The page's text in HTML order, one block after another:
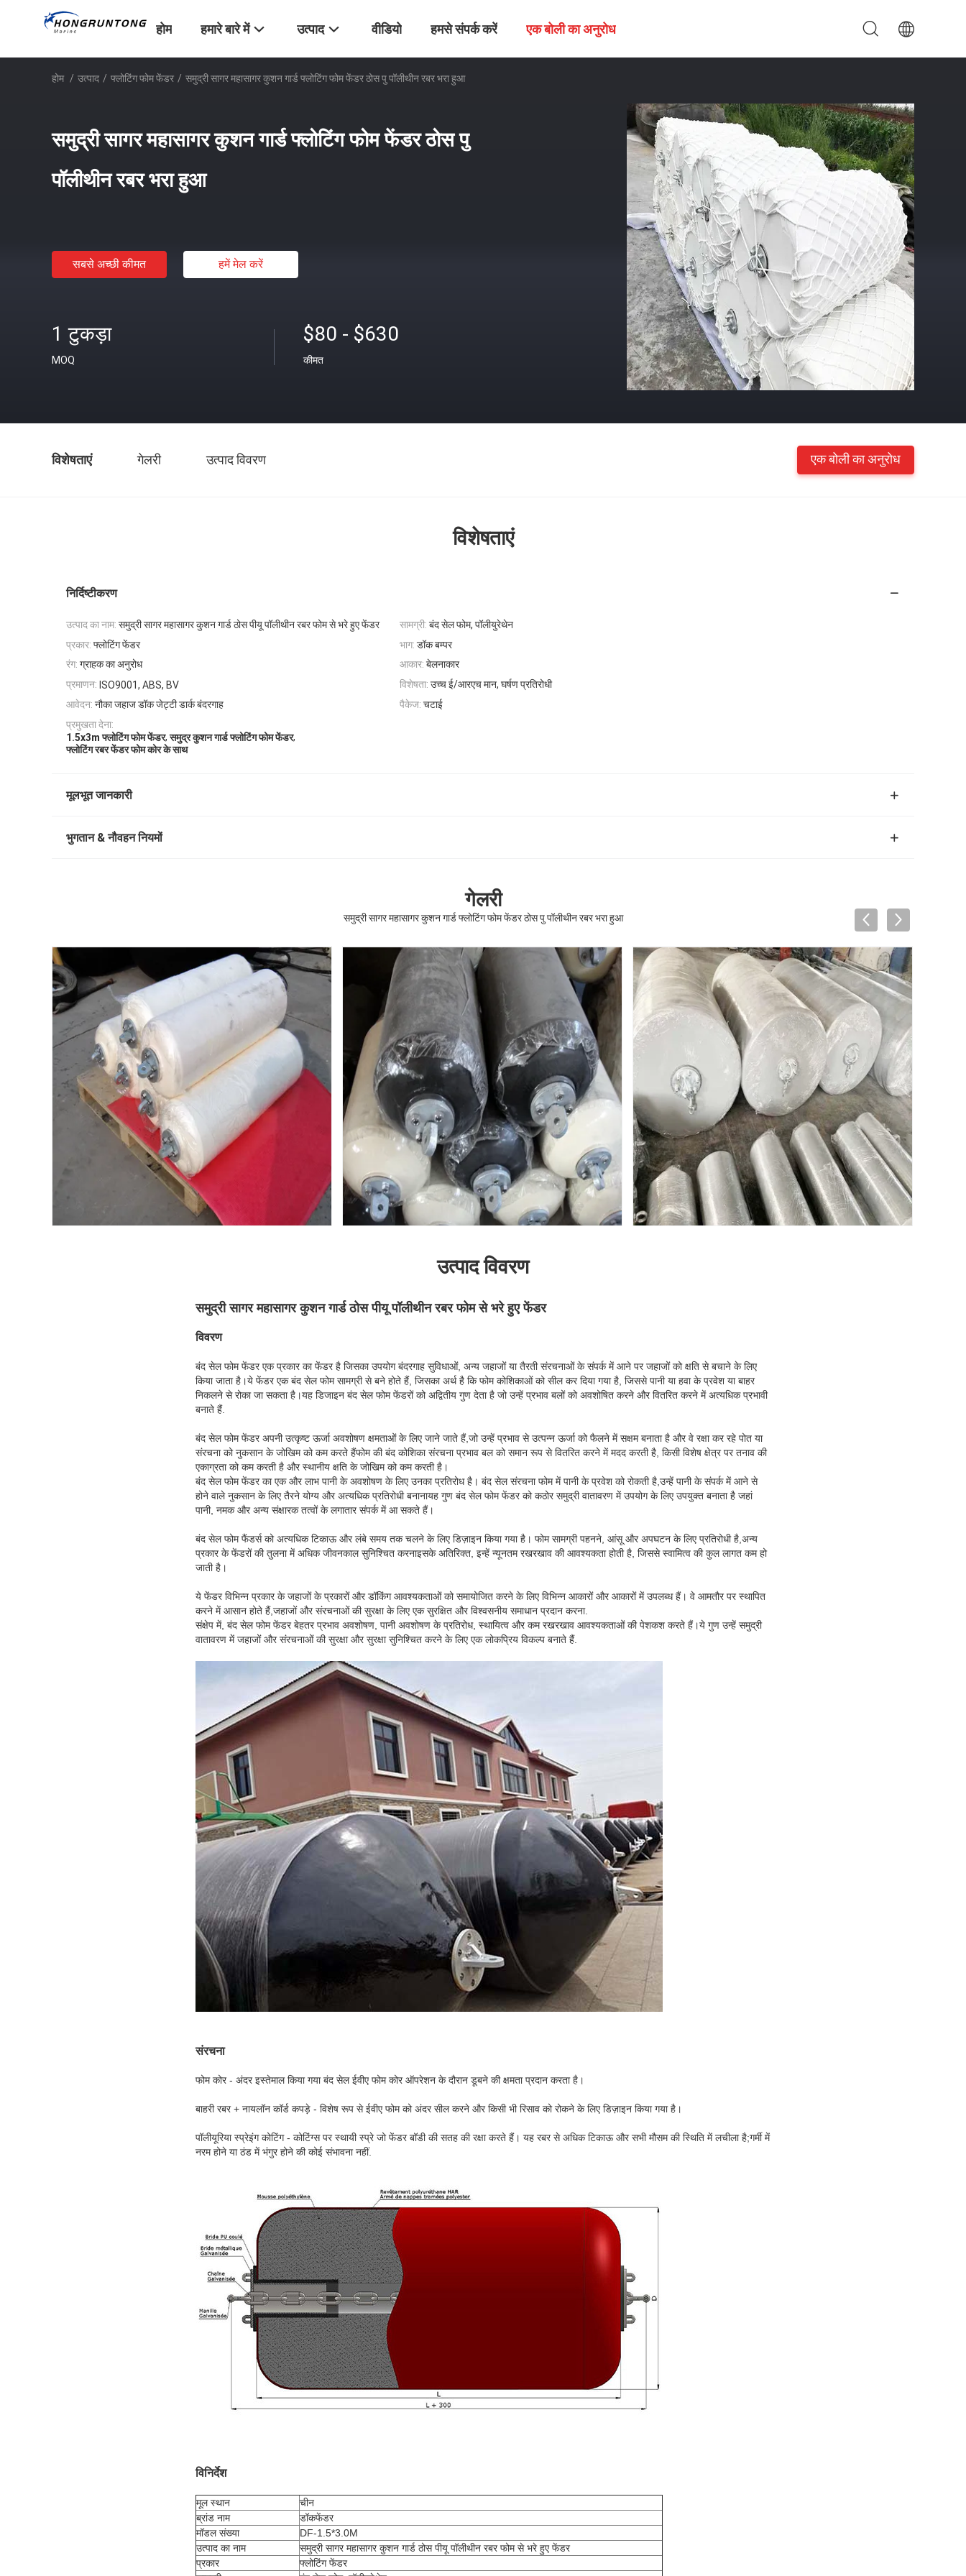
होम हमारे बारे में उत्पाद वीडियो हमसे संपर्क करें एक बोली का अनुरोध
होम / उत्पाद / फ्लोटिंग फोम फेंडर / समुद्री सागर महासागर कुशन गार्ड फ्लोटिंग फोम फेंडर ठोस पु पॉलीथीन रबर भरा हुआ
समुद्री सागर महासागर कुशन गार्ड फ्लोटिंग फोम फेंडर ठोस पु
पॉलीथीन रबर भरा हुआ
सबसे अच्छी कीमत हमें मेल करें
1 टुकड़ा
MOQ
$80 - $630
कीमत
विशेषताएं गेलरी उत्पाद विवरण एक बोली का अनुरोध
विशेषताएं
निर्दिष्टीकरण
उत्पाद का नाम: समुद्री सागर महासागर कुशन गार्ड ठोस पीयू पॉलीथीन रबर फोम से भरे हुए फेंडर सामग्री: बंद सेल फोम, पॉलीयुरेथेन
प्रकार: फ्लोटिंग फेंडर भाग: डॉक बम्पर
रंग: ग्राहक का अनुरोध आकार: बेलनाकार
प्रमाणन: ISO9001, ABS, BV विशेषता: उच्च ई/आरएच मान, घर्षण प्रतिरोधी
आवेदन: नौका जहाज डॉक जेट्टी डार्क बंदरगाह पैकेज: चटाई
प्रमुखता देना:
1.5x3m फ्लोटिंग फोम फेंडर,समुद्र कुशन गार्ड फ्लोटिंग फोम फेंडर,
फ्लोटिंग रबर फेंडर फोम कोर के साथ
मूलभूत जानकारी
भुगतान & नौवहन नियमों
गेलरी
समुद्री सागर महासागर कुशन गार्ड फ्लोटिंग फोम फेंडर ठोस पु पॉलीथीन रबर भरा हुआ
उत्पाद विवरण
समुद्री सागर महासागर कुशन गार्ड ठोस पीयू पॉलीथीन रबर फोम से भरे हुए फेंडर
विवरण
बंद सेल फोम फेंडर एक प्रकार का फेंडर है जिसका उपयोग बंदरगाह सुविधाओं, अन्य जहाजों या तैरती संरचनाओं के संपर्क में आने पर जहाजों को क्षति से बचाने के लिए
किया जाता है।ये फेंडर एक बंद सेल फोम सामग्री से बने होते हैं, जिसका अर्थ है कि फोम कोशिकाओं को सील कर दिया गया है, जिससे पानी या हवा के प्रवेश या बाहर
निकलने से रोका जा सकता है।यह डिजाइन बंद सेल फोम फेंडरों को अद्वितीय गुण देता है जो उन्हें प्रभाव बलों को अवशोषित करने और वितरित करने में अत्यधिक प्रभावी
बनाते हैं.
बंद सेल फोम फेंडर अपनी उत्कृष्ट ऊर्जा अवशोषण क्षमताओं के लिए जाने जाते हैं,जो उन्हें प्रभाव से उत्पन्न ऊर्जा को फैलने में सक्षम बनाता है और वे रक्षा कर रहे पोत या
संरचना को नुकसान के जोखिम को कम करते हैंफोम की बंद कोशिका संरचना प्रभाव बल को समान रूप से वितरित करने में मदद करती है, किसी विशेष क्षेत्र पर तनाव की
एकाग्रता को कम करती है और स्थानीय क्षति के जोखिम को कम करती है।
बंद सेल फोम फेंडर का एक और लाभ पानी के अवशोषण के लिए उनका प्रतिरोध है। बंद सेल संरचना फोम में पानी के प्रवेश को रोकती है,उन्हें पानी के संपर्क में आने से
होने वाले नुकसान के लिए तैरने योग्य और अत्यधिक प्रतिरोधी बनानायह गुण बंद सेल फोम फेंडर को कठोर समुद्री वातावरण में उपयोग के लिए उपयुक्त बनाता है जहां
पानी, नमक और अन्य संक्षारक तत्वों के लगातार संपर्क में आ सकते हैं।
बंद सेल फोम फैंडर्स को अत्यधिक टिकाऊ और लंबे समय तक चलने के लिए डिज़ाइन किया गया है। फोम सामग्री पहनने, आंसू और अपघटन के लिए प्रतिरोधी है,अन्य
प्रकार के फेंडरों की तुलना में अधिक जीवनकाल सुनिश्चित करनाइसके अतिरिक्त, इन्हें न्यूनतम रखरखाव की आवश्यकता होती है, जिससे स्वामित्व की कुल लागत कम हो
जाती है।
ये फेंडर विभिन्न प्रकार के जहाजों के प्रकारों और डॉकिंग आवश्यकताओं को समायोजित करने के लिए विभिन्न आकारों और आकारों में उपलब्ध हैं। वे आमतौर पर स्थापित
करने में आसान होते हैं,जहाजों और संरचनाओं की सुरक्षा के लिए एक सुरक्षित और विश्वसनीय समाधान प्रदान करना.
संक्षेप में, बंद सेल फोम फेंडर बेहतर प्रभाव अवशोषण, पानी अवशोषण के प्रतिरोध, स्थायित्व और कम रखरखाव आवश्यकताओं की पेशकश करते हैं।ये गुण उन्हें समुद्री
वातावरण में जहाजों और संरचनाओं की सुरक्षा और सुरक्षा सुनिश्चित करने के लिए एक लोकप्रिय विकल्प बनाते हैं.
संरचना
फोम कोर - अंदर इस्तेमाल किया गया बंद सेल ईवीए फोम कोर ऑपरेशन के दौरान डूबने की क्षमता प्रदान करता है।
बाहरी रबर + नायलॉन कॉर्ड कपड़े - विशेष रूप से ईवीए फोम को अंदर सील करने और किसी भी रिसाव को रोकने के लिए डिज़ाइन किया गया है।
पॉलीयूरिया स्प्रेइंग कोटिंग - कोटिंग्स पर स्थायी स्प्रे जो फेंडर बॉडी की सतह की रक्षा करते हैं। यह रबर से अधिक टिकाऊ और सभी मौसम की स्थिति में लचीला है;गर्मी में
नरम होने या ठंड में भंगुर होने की कोई संभावना नहीं.
विनिर्देश
मूल स्थान
चीन
ब्रांड नाम
डॉकफेंडर
मॉडल संख्या
DF-1.5*3.0M
उत्पाद का नाम
समुद्री सागर महासागर कुशन गार्ड ठोस पीयू पॉलीथीन रबर फोम से भरे हुए फेंडर
प्रकार
फ्लोटिंग फेंडर